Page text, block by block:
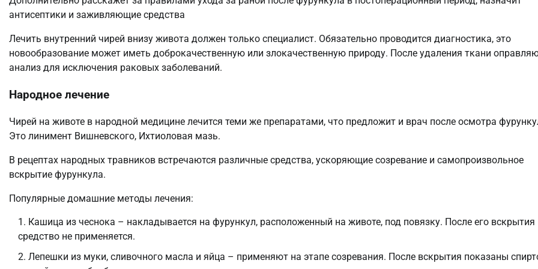
антисептики и заживляющие средства
Лечить внутренний чирей внизу живота должен только специалист. Обязательно проводится диагностика, это
новообразование может иметь доброкачественную или злокачественную природу. После удаления ткани
анализ для исключения раковых заболеваний.
Народное лечение
Чирей на животе в народной медицине лечится теми же препаратами, что предложит и врач после осмотра
Это линимент Вишневского, Ихтиоловая мазь.
В рецептах народных травников встречаются различные средства, ускоряющие созревание и самопроизвольное
вскрытие фурункула.
Популярные домашние методы лечения:
Кашица из чеснока – накладывается на фурункул, расположенный на животе, под повязку. После его вскрытия
средство не применяется.
Лепешки из муки, сливочного масла и яйца – применяют на этапе созревания. После вскрытия показаны